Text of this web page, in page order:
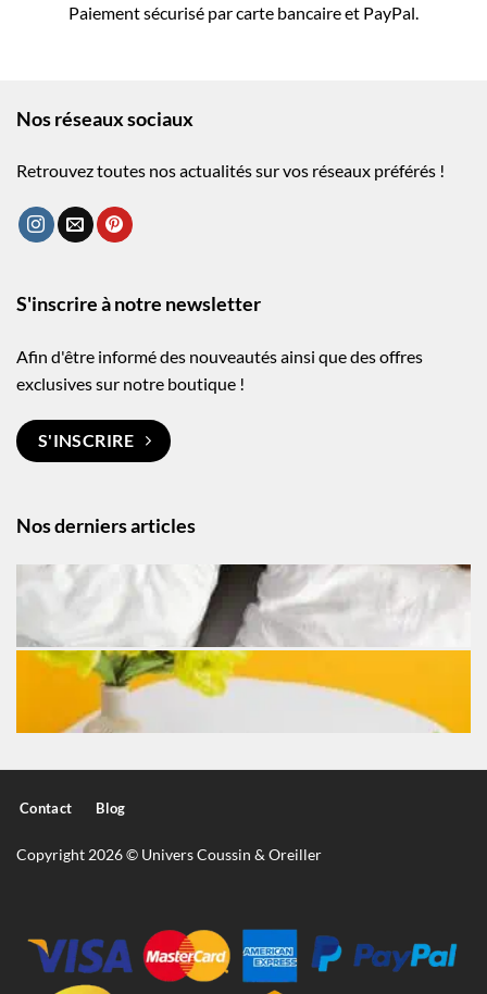
Paiement sécurisé par carte bancaire et PayPal.
Nos réseaux sociaux
Retrouvez toutes nos actualités sur vos réseaux préférés !
Nos derniers articles
S'inscrire à notre newsletter
Afin d'être informé des nouveautés ainsi que des offres
exclusives sur notre boutique !
S'INSCRIRE
Contact Blog
Copyright 2026 © Univers Coussin & Oreiller